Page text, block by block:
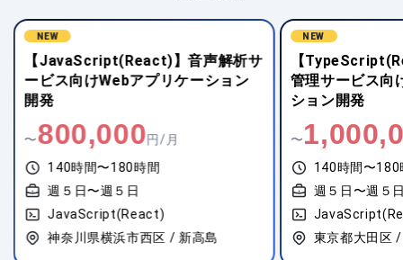
NEW
【JavaScript(React)】音声解析サ
ービス向けWebアプリケーション
開発
〜800,000円/月
140時間〜180時間
週５日〜週５日
JavaScript(React)
神奈川県横浜市西区 / 新高島
NEW
【
管理サービス向
ション開発
〜
140時間〜180
週５日〜週５
東京都大田区